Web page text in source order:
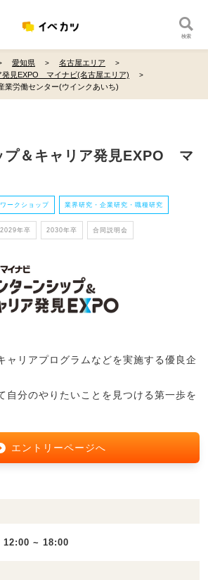
検索
愛知県
名古屋エリア
発見EXPO マイナビ(名古屋エリア)
業労働センター(ウインクあいち)
プ＆キャリア発見EXPO マ
ークショップ 業界研究・企業研究・職種研究
2029年卒 2030年卒 合同説明会
ャリアプログラムなどを実施する優良企
自分のやりたいことを見つける第一歩を
エントリーページへ
12:00 ~ 18:00